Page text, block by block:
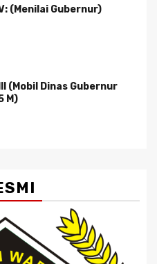
(Menilai Gubernur)
(Mobil Dinas Gubernur
M)